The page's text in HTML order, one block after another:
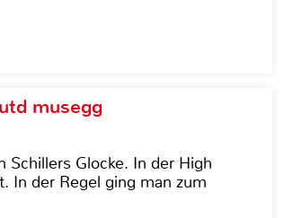
musegg
Glocke. In der High
In der Regel ging man zum